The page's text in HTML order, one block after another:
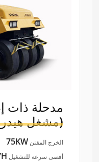
مدحلة ذات
(مشغل
الخرج المقنن75KW
أقصى سرعة للتشغيل